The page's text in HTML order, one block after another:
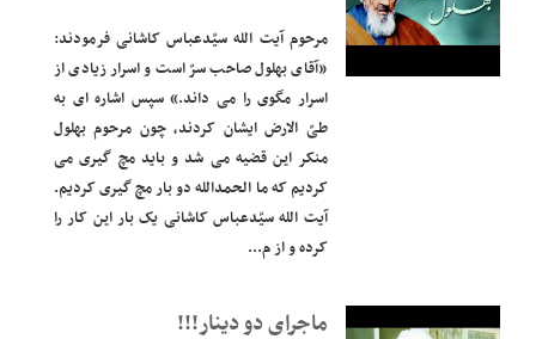
مرحوم آیت الله سیّدعباس کاشانی فرمودند:
«آقای بهلول صاحب سرّ است و اسرار زیادی از
اسرار مگوی را می داند.» سپس اشاره ای به
طیّ الارض ایشان کردند، چون مرحوم بهلول
منکر این قضیه می شد و باید مچ گیری می
کردیم که ما الحمدالله دو بار مچ گیری کردیم.
آیت الله سیّدعباس کاشانی یک بار این کار را
ماجرای دو دینار!!!